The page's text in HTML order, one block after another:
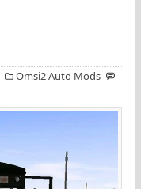
Omsi2 Auto Mods